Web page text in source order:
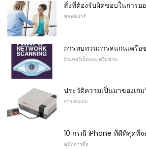
สิ่งที่ต้องรับผิดชอบในการอ
ซอฟต์แวร์
การทบทวนการสแกนเครือ
อินเทอร์เน็ตและเครือข่าย
ประวัติความเป็นมาของเก
การเล่นเกม
10 กรณี iPhone ที่ดีที่สุดที่จ
คู่มือการซื้อ